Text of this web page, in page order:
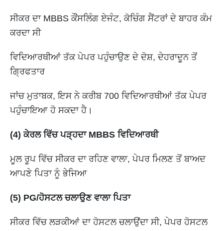
ਸੀਕਰ ਦਾ MBBS ਕੌਂਸਲਿੰਗ ਏਜੰਟ, ਕੋਚਿੰਗ ਸੈਂਟਰਾਂ ਦੇ ਬਾਹਰ ਕੰਮ
ਕਰਦਾ ਸੀ
ਵਿਦਿਆਰਥੀਆਂ ਤੱਕ ਪੇਪਰ ਪਹੁੰਚਾਉਣ ਦੇ ਦੋਸ਼, ਦੇਹਰਾਦੂਨ ਤੋਂ
ਗ੍ਰਿਫਤਾਰ
ਜਾਂਚ ਮੁਤਾਬਕ, ਇਸ ਨੇ ਕਰੀਬ 700 ਵਿਦਿਆਰਥੀਆਂ ਤੱਕ ਪੇਪਰ
ਪਹੁੰਚਾਇਆ ਹੋ ਸਕਦਾ ਹੈ।
(4) ਕੇਰਲ ਵਿੱਚ ਪੜ੍ਹਦਾ MBBS ਵਿਦਿਆਰਥੀ
ਮੂਲ ਰੂਪ ਵਿੱਚ ਸੀਕਰ ਦਾ ਰਹਿਣ ਵਾਲਾ, ਪੇਪਰ ਮਿਲਣ ਤੋਂ ਬਾਅਦ
ਆਪਣੇ ਪਿਤਾ ਨੂੰ ਭੇਜਿਆ
(5) PG/ਹੋਸਟਲ ਚਲਾਉਣ ਵਾਲਾ ਪਿਤਾ
ਸੀਕਰ ਵਿੱਚ ਲੜਕੀਆਂ ਦਾ ਹੋਸਟਲ ਚਲਾਉਂਦਾ ਸੀ, ਪੇਪਰ ਹੋਸਟਲ